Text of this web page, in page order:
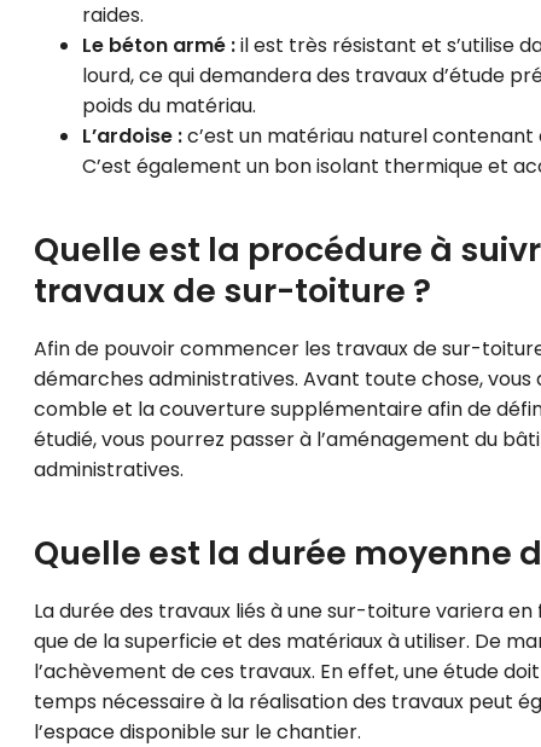
raides.
Le béton armé :il est très résistant et s’utilise
lourd, ce qui demandera des travaux d’étude
poids du matériau.
L’ardoise :c’est un matériau naturel contenant
C’est également un bon isolant thermique et
Quelle est la procédure à
travaux de sur-toiture ?
Afin de pouvoir commencer les travaux de sur-
démarches administratives. Avant toute chose,
comble et la couverture supplémentaire afin de
étudié, vous pourrez passer à l’aménagement du
administratives.
Quelle est la durée moyenne
La durée des travaux liés à une sur-toiture variera
que de la superficie et des matériaux à utiliser. De
l’achèvement de ces travaux. En effet, une étude
temps nécessaire à la réalisation des travaux peut
l’espace disponible sur le chantier.